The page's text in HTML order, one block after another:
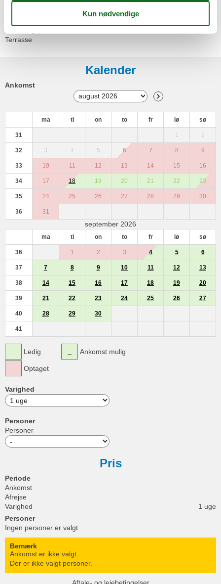
Terrasse
Kalender
Ankomst
ma ti on to fr lø sø
31 1 2
32 3 4 5 6 7 8 9
33 10 11 12 13 14 15 16
34 17 18 19 20 21 22 23
35 24 25 26 27 28 29 30
36 31
september 2026
ma ti on to fr lø sø
36 1 2 3 4 5 6
37 7 8 9 10 11 12 13
38 14 15 16 17 18 19 20
39 21 22 23 24 25 26 27
40 28 29 30
41
Ledig
Optaget
Ankomst mulig
Varighed
Personer
Personer
Pris
Periode
Ankomst
Afrejse
Varighed
1 uge
Personer
Ingen personer er valgt
Bemærk
Ankomst er ikke valgt.
Der er ikke valgt personer.